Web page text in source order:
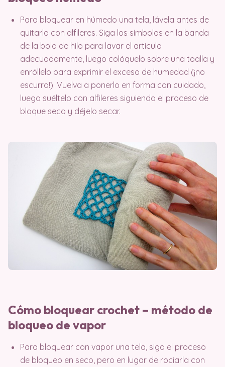
Para bloquear en húmedo una tela, lávela antes de
quitarla con alfileres. Siga los símbolos en la banda
de la bola de hilo para lavar el artículo
adecuadamente, luego colóquelo sobre una toalla y
enróllelo para exprimir el exceso de humedad (¡no
escurra!). Vuelva a ponerlo en forma con cuidado,
luego suéltelo con alfileres siguiendo el proceso de
bloque seco y déjelo secar.
Cómo bloquear crochet – método de
bloqueo de vapor
Para bloquear con vapor una tela, siga el proceso
de bloqueo en seco, pero en lugar de rociarla con